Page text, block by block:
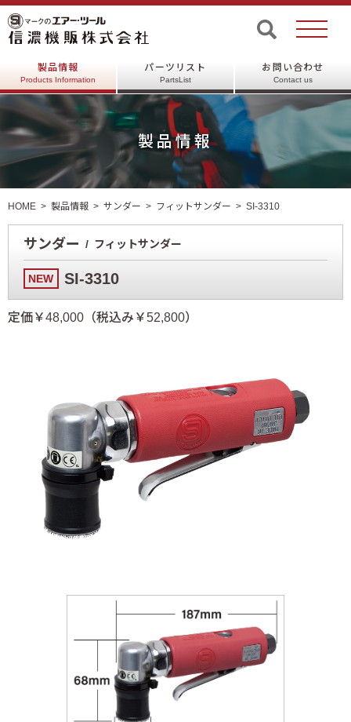
製品情報
Products Information
パーツリスト
PartsList
お問い合わせ
Contact us
製品情報
HOME 製品情報 サンダー フィットサンダー SI-3310
サンダー フィットサンダー
NEW SI-3310
定価￥48,000（税込み￥52,800）